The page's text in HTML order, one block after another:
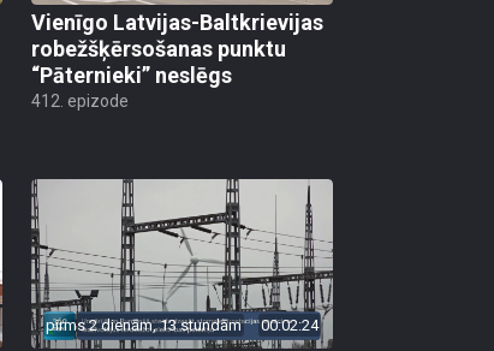
Vienīgo Latvijas-Baltkrievijas
robežšķērsošanas punktu
“Pāternieki” neslēgs
412. epizode
pirms 2 dienām, 13 stundām 00:02:24